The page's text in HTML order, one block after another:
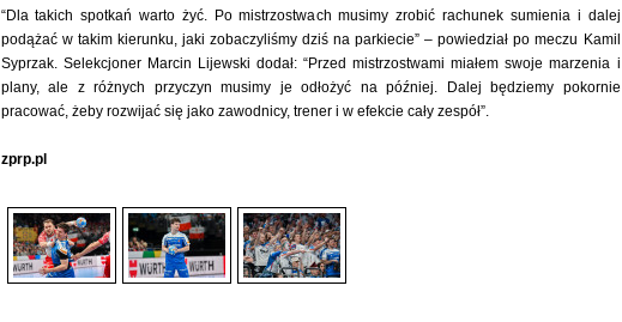
“Dla takich spotkań warto żyć. Po mistrzostwach musimy zrobić rachunek sumienia i dalej
podążać w takim kierunku, jaki zobaczyliśmy dziś na parkiecie” – powiedział po meczu Kamil
Syprzak. Selekcjoner Marcin Lijewski dodał: “Przed mistrzostwami miałem swoje marzenia i
plany, ale z różnych przyczyn musimy je odłożyć na później. Dalej będziemy pokornie
pracować, żeby rozwijać się jako zawodnicy, trener i w efekcie cały zespół”.
zprp.pl